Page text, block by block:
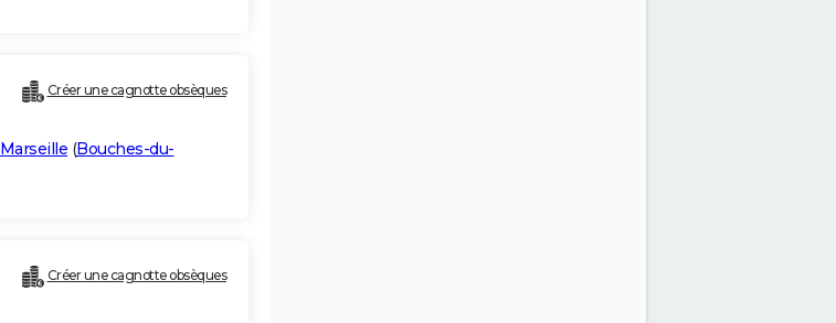
Créer une cagnotte obsèques
Marseille (Bouches-du-
Créer une cagnotte obsèques